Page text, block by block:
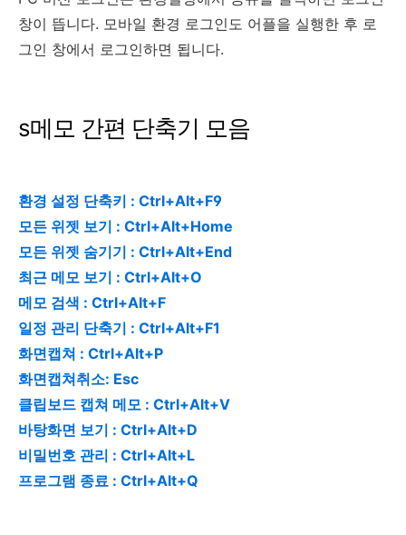
창이 뜹니다. 모바일 환경 로그인도 어플을 실행한 후 로
그인 창에서 로그인하면 됩니다.
s메모 간편 단축기 모음
환경 설정 단축키 : Ctrl+Alt+F9
모든 위젯 보기 : Ctrl+Alt+Home
모든 위젯 숨기기 : Ctrl+Alt+End
최근 메모 보기 : Ctrl+Alt+O
메모 검색 : Ctrl+Alt+F
일정 관리 단축기 : Ctrl+Alt+F1
화면캡쳐 : Ctrl+Alt+P
화면캡쳐취소: Esc
클립보드 캡쳐 메모 : Ctrl+Alt+V
바탕화면 보기 : Ctrl+Alt+D
비밀번호 관리 : Ctrl+Alt+L
프로그램 종료 : Ctrl+Alt+Q